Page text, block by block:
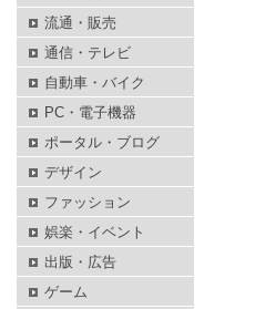
流通・販売
通信・テレビ
自動車・バイク
PC・電子機器
ポータル・ブログ
デザイン
ファッション
娯楽・イベント
出版・広告
ゲーム